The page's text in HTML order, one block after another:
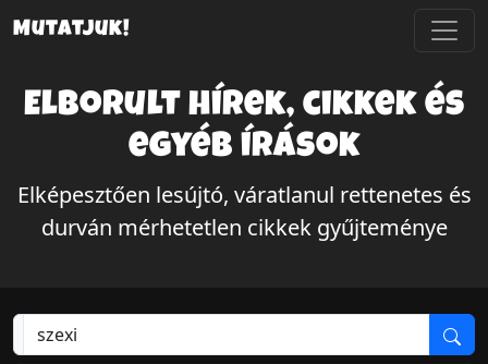
Mutatjuk!
Elborult hírek, cikkek és
egyéb írások
Elképesztően lesújtó, váratlanul rettenetes és
durván mérhetetlen cikkek gyűjteménye